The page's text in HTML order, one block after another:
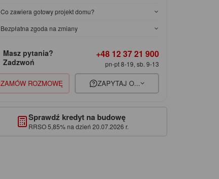
Co zawiera gotowy projekt domu?
Bezpłatna zgoda na zmiany
Masz pytania?
Zadzwoń
+48 12 37 21 900
pn-pt 8-19, sb. 9-13
ZAMÓW ROZMOWĘ ZAPYTAJ O...
Sprawdź kredyt na budowę
RRSO 5,85% na dzień 20.07.2026 r.